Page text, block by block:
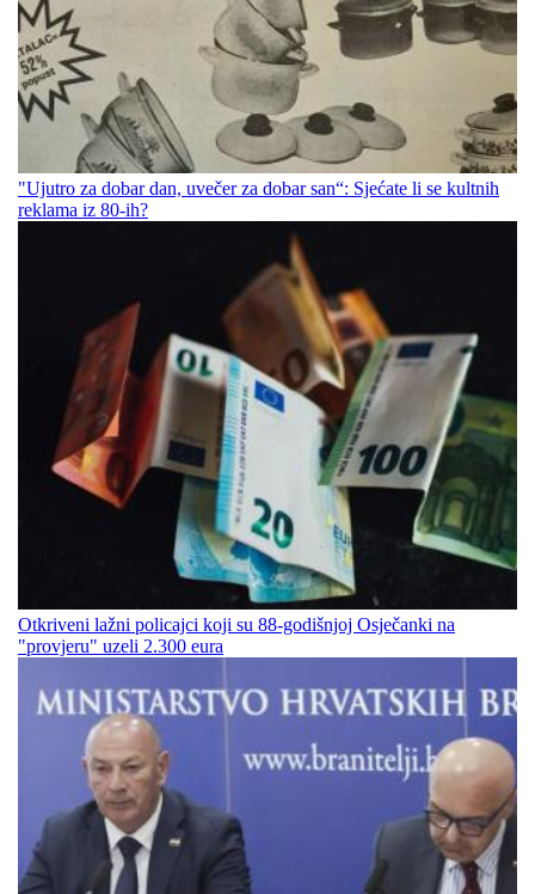
"Ujutro za dobar dan, uvečer za dobar san“: Sjećate li se kultnih
reklama iz 80-ih?
Otkriveni lažni policajci koji su 88-godišnjoj Osječanki na
"provjeru" uzeli 2.300 eura